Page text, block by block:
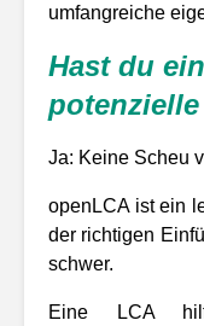
umfangreiche
Hast du
Ja: Keine Scheu
openLCA ist ein
der richtigen
schwer.
Eine LCA